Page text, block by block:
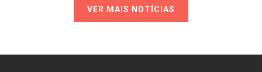
VER MAIS NOTÍCIAS